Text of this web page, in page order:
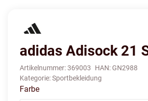
adidas Adisock 21
Artikelnummer:369003 HAN: GN2988
Kategorie:Sportbekleidung
Farbe